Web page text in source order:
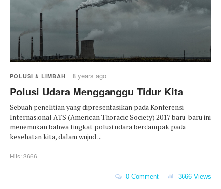
POLUSI & LIMBAH 8 years ago
Polusi Udara Mengganggu Tidur Kita
Sebuah penelitian yang dipresentasikan pada Konferensi
Internasional ATS (American Thoracic Society) 2017 baru-baru ini
menemukan bahwa tingkat polusi udara berdampak pada
kesehatan kita, dalam wujud ...
Hits: 3666
0 Comment 3666 Views